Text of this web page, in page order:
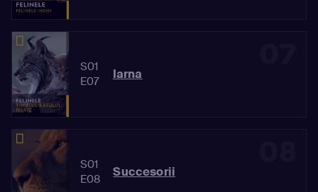
S01
E07
Iarna
S01
E08
Succesorii